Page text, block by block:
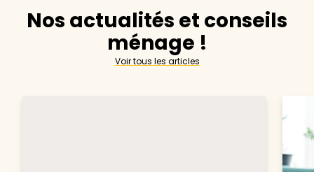
Nos actualités et conseils
ménage !
Voir tous les articles